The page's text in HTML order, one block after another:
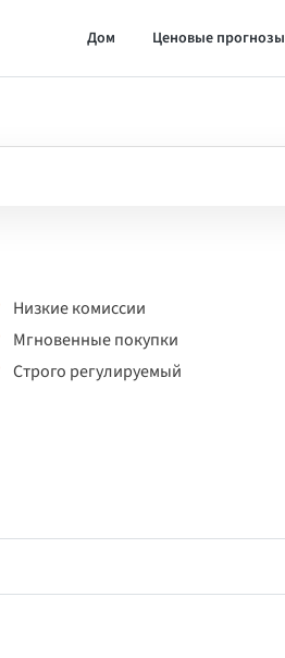
Дом Ценовые прогнозы
Низкие комиссии
Мгновенные покупки
Строго регулируемый